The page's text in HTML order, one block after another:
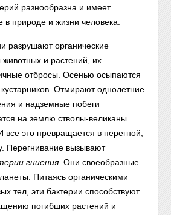
разнообразна и имеет
в природе и жизни человека.
разрушают органические
и растений, их
отбросы. Осенью осыпаются
Отмирают однолетние
и надземные побеги
на землю стволы-великаны
все это превращается в перегной,
Перегнивание вызывают
гниения. Они своеобразные
Питаясь органическими
тел, эти бактерии способствуют
погибших растений и